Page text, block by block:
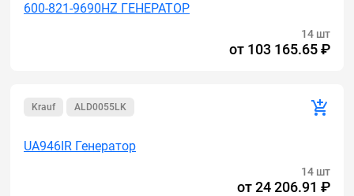
600-821-9690HZ ГЕНЕРАТОР
14 шт
от 103 165.65 ₽
Krauf ALD0055LK
UA946IR Генератор
14 шт
от24 206.91 ₽